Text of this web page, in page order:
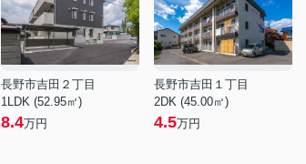
長野市吉田２丁目
1LDK (52.95㎡)
8.4万円
長野市吉田１丁目
2DK (45.00㎡)
4.5万円